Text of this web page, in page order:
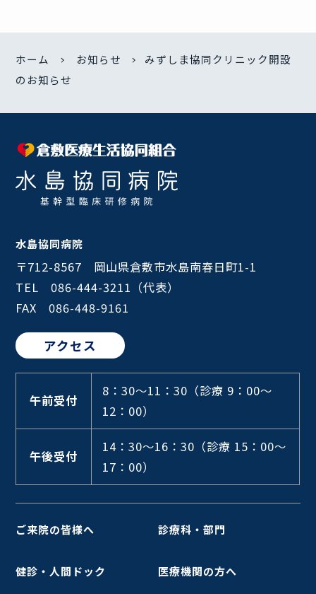
ホーム お知らせ
みずしま協同クリニック開設
のお知らせ
水島協同病院
〒712-8567 岡山県倉敷市水島南春日町1-1
TEL 086-444-3211（代表）
FAX 086-448-9161
アクセス
午前受付
8：30～11：30 （診療 9：00～
12：00）
午後受付
14：30～16：30 （診療 15：00～
17：00）
ご来院の皆様へ 診療科・部門
健診・人間ドック 医療機関の方へ